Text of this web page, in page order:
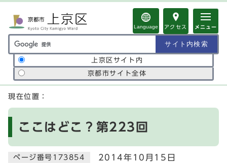
Language アクセス メニュー
サイト内検索の範囲
上京区サイト内
京都市サイト全体
ここから本文です
現在位置：
ここはどこ？第223回
ページ番号173854 2014年10月15日